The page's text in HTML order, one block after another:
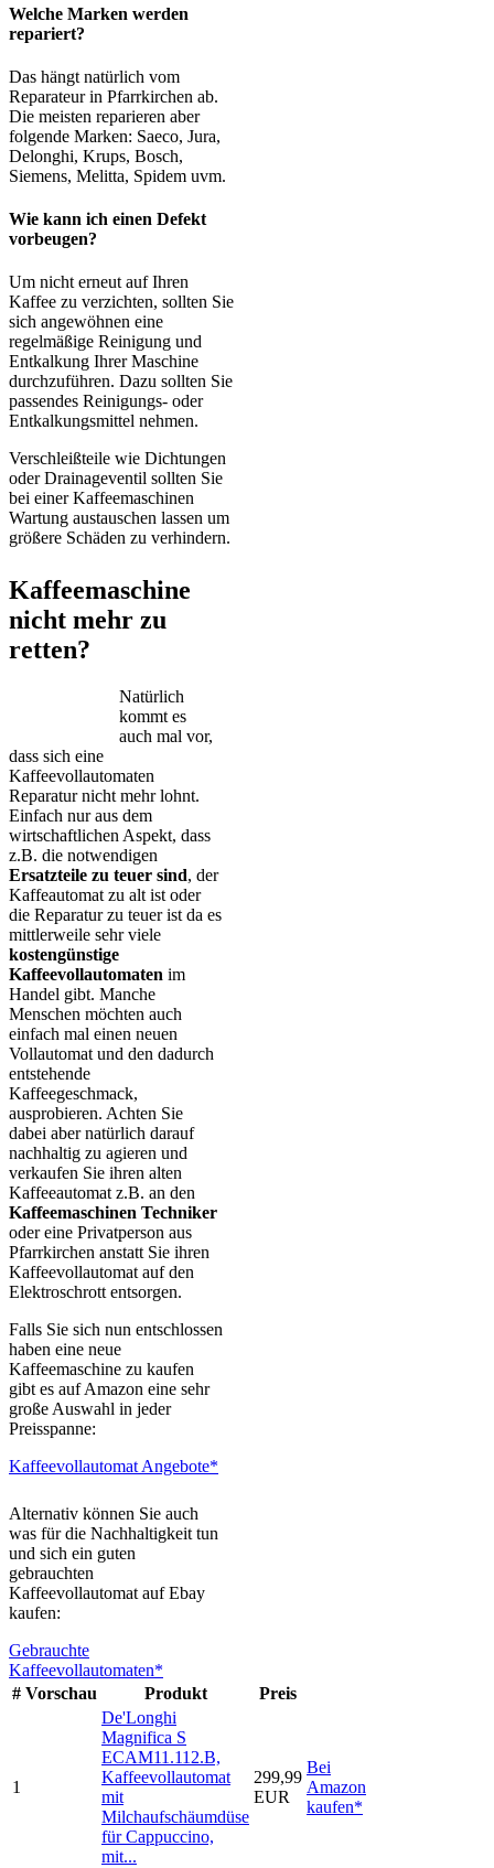
Welche Marken werden
repariert?
Das hängt natürlich vom
Reparateur in Pfarrkirchen ab.
Die meisten reparieren aber
folgende Marken: Saeco, Jura,
Delonghi, Krups, Bosch,
Siemens, Melitta, Spidem uvm.
Wie kann ich einen Defekt
vorbeugen?
Um nicht erneut auf Ihren
Kaffee zu verzichten, sollten Sie
sich angewöhnen eine
regelmäßige Reinigung und
Entkalkung Ihrer Maschine
durchzuführen. Dazu sollten Sie
passendes Reinigungs- oder
Entkalkungsmittel nehmen.
Verschleißteile wie Dichtungen
oder Drainageventil sollten Sie
bei einer Kaffeemaschinen
Wartung austauschen lassen um
größere Schäden zu verhindern.
Kaffeemaschine
nicht mehr zu
retten?
Natürlich
kommt es
auch mal vor,
dass sich eine
Kaffeevollautomaten
Reparatur nicht mehr lohnt.
Einfach nur aus dem
wirtschaftlichen Aspekt, dass
z.B. die notwendigen
Ersatzteile zu teuer sind, der
Kaffeautomat zu alt ist oder
die Reparatur zu teuer ist da es
mittlerweile sehr viele
kostengünstige
Kaffeevollautomaten im
Handel gibt. Manche
Menschen möchten auch
einfach mal einen neuen
Vollautomat und den dadurch
entstehende
Kaffeegeschmack,
ausprobieren. Achten Sie
dabei aber natürlich darauf
nachhaltig zu agieren und
verkaufen Sie ihren alten
Kaffeeautomat z.B. an den
Kaffeemaschinen Techniker
oder eine Privatperson aus
Pfarrkirchen anstatt Sie ihren
Kaffeevollautomat auf den
Elektroschrott entsorgen.
Falls Sie sich nun entschlossen
haben eine neue
Kaffeemaschine zu kaufen
gibt es auf Amazon eine sehr
große Auswahl in jeder
Preisspanne:
Kaffeevollautomat Angebote*
Alternativ können Sie auch
was für die Nachhaltigkeit tun
und sich ein guten
gebrauchten
Kaffeevollautomat auf Ebay
kaufen:
Gebrauchte
Kaffeevollautomaten*
# Vorschau Produkt Preis
1
De'Longhi
Magnifica S
ECAM11.112.B,
Kaffeevollautomat
mit
Milchaufschäumdüse
für Cappuccino,
mit...
299,99
EUR
Bei
Amazon
kaufen*